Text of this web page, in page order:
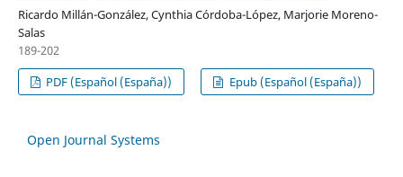
Ricardo Millán-González, Cynthia Córdoba-López, Marjorie Moreno-
Salas
189-202
PDF (Español (España))
Epub (Español (España))
Open Journal Systems